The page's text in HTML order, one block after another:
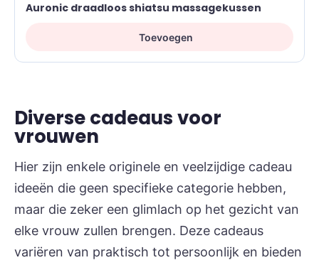
Auronic draadloos shiatsu massagekussen
Toevoegen
Diverse cadeaus voor
vrouwen
Hier zijn enkele originele en veelzijdige cadeau
ideeën die geen specifieke categorie hebben,
maar die zeker een glimlach op het gezicht van
elke vrouw zullen brengen. Deze cadeaus
variëren van praktisch tot persoonlijk en bieden